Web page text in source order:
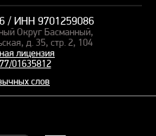
/ ИНН 9701259086
Округ Басманный,
д. 35, стр. 2, 104
лицензия
01635812
слов